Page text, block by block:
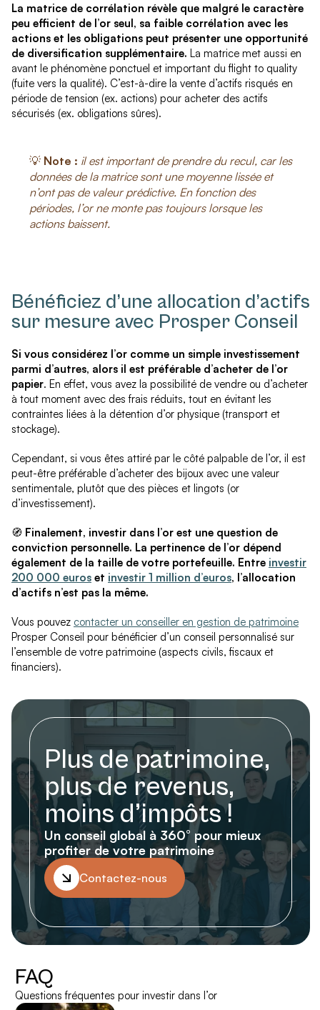
La matrice de corrélation révèle que malgré le caractère
peu efficient de l’or seul, sa faible corrélation avec les
actions et les obligations peut présenter une opportunité
de diversification supplémentaire. La matrice met aussi en
avant le phénomène ponctuel et important du flight to quality
(fuite vers la qualité). C’est-à-dire la vente d’actifs risqués en
période de tension (ex. actions) pour acheter des actifs
sécurisés (ex. obligations sûres).
💡 Note : il est important de prendre du recul, car les
données de la matrice sont une moyenne lissée et
n’ont pas de valeur prédictive. En fonction des
périodes, l’or ne monte pas toujours lorsque les
actions baissent.
Bénéficiez d’une allocation d’actifs
sur mesure avec Prosper Conseil
Si vous considérez l’or comme un simple investissement
parmi d’autres, alors il est préférable d’acheter de l’or
papier. En effet, vous avez la possibilité de vendre ou d’acheter
à tout moment avec des frais réduits, tout en évitant les
contraintes liées à la détention d’or physique (transport et
stockage).
Cependant, si vous êtes attiré par le côté palpable de l’or, il est
peut-être préférable d’acheter des bijoux avec une valeur
sentimentale, plutôt que des pièces et lingots (or
d’investissement).
🧭 Finalement, investir dans l’or est une question de
conviction personnelle. La pertinence de l’or dépend
également de la taille de votre portefeuille. Entre investir
200 000 euros et investir 1 million d’euros, l’allocation
d’actifs n’est pas la même.
Vous pouvez contacter un conseiller en gestion de patrimoine
Prosper Conseil pour bénéficier d’un conseil personnalisé sur
l’ensemble de votre patrimoine (aspects civils, fiscaux et
financiers).
Plus de patrimoine,
plus de revenus,
moins d’impôts !
Un conseil global à 360° pour mieux
profiter de votre patrimoine
Contactez-nous
FAQ
Questions fréquentes pour investir dans l’or